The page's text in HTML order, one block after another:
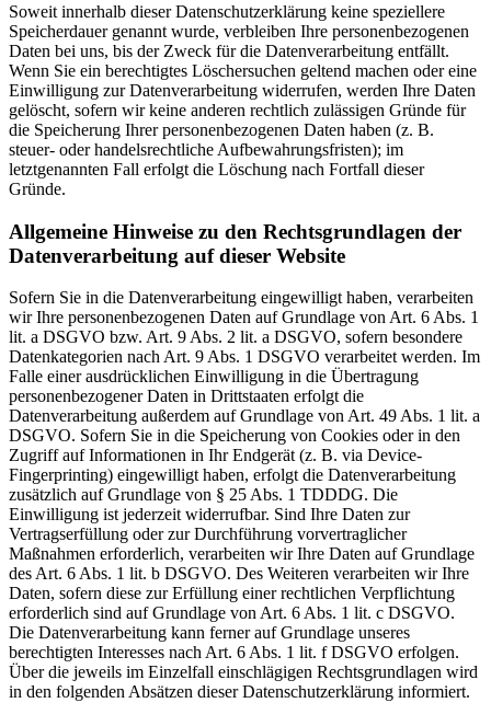
Soweit innerhalb dieser Datenschutzerklärung keine speziellere
Speicherdauer genannt wurde, verbleiben Ihre personenbezogenen
Daten bei uns, bis der Zweck für die Datenverarbeitung entfällt.
Wenn Sie ein berechtigtes Löschersuchen geltend machen oder eine
Einwilligung zur Datenverarbeitung widerrufen, werden Ihre Daten
gelöscht, sofern wir keine anderen rechtlich zulässigen Gründe für
die Speicherung Ihrer personenbezogenen Daten haben (z. B.
steuer- oder handelsrechtliche Aufbewahrungsfristen); im
letztgenannten Fall erfolgt die Löschung nach Fortfall dieser
Gründe.
Allgemeine Hinweise zu den Rechtsgrundlagen der
Datenverarbeitung auf dieser Website
Sofern Sie in die Datenverarbeitung eingewilligt haben, verarbeiten
wir Ihre personenbezogenen Daten auf Grundlage von Art. 6 Abs. 1
lit. a DSGVO bzw. Art. 9 Abs. 2 lit. a DSGVO, sofern besondere
Datenkategorien nach Art. 9 Abs. 1 DSGVO verarbeitet werden. Im
Falle einer ausdrücklichen Einwilligung in die Übertragung
personenbezogener Daten in Drittstaaten erfolgt die
Datenverarbeitung außerdem auf Grundlage von Art. 49 Abs. 1 lit. a
DSGVO. Sofern Sie in die Speicherung von Cookies oder in den
Zugriff auf Informationen in Ihr Endgerät (z. B. via Device-
Fingerprinting) eingewilligt haben, erfolgt die Datenverarbeitung
zusätzlich auf Grundlage von § 25 Abs. 1 TDDDG. Die
Einwilligung ist jederzeit widerrufbar. Sind Ihre Daten zur
Vertragserfüllung oder zur Durchführung vorvertraglicher
Maßnahmen erforderlich, verarbeiten wir Ihre Daten auf Grundlage
des Art. 6 Abs. 1 lit. b DSGVO. Des Weiteren verarbeiten wir Ihre
Daten, sofern diese zur Erfüllung einer rechtlichen Verpflichtung
erforderlich sind auf Grundlage von Art. 6 Abs. 1 lit. c DSGVO.
Die Datenverarbeitung kann ferner auf Grundlage unseres
berechtigten Interesses nach Art. 6 Abs. 1 lit. f DSGVO erfolgen.
Über die jeweils im Einzelfall einschlägigen Rechtsgrundlagen wird
in den folgenden Absätzen dieser Datenschutzerklärung informiert.